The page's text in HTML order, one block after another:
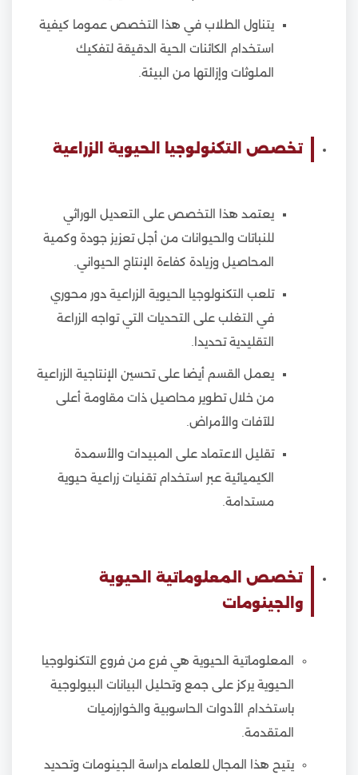
يتناول الطلاب في هذا التخصص عموما كيفية
استخدام الكائنات الحية الدقيقة لتفكيك
الملوثات وإزالتها من البيئة.
تخصص التكنولوجيا الحيوية الزراعية
يعتمد هذا التخصص على التعديل الوراثي
للنباتات والحيوانات من أجل تعزيز جودة وكمية
المحاصيل وزيادة كفاءة الإنتاج الحيواني.
تلعب التكنولوجيا الحيوية الزراعية دور محوري
في التغلب على التحديات التي تواجه الزراعة
التقليدية تحديدا.
يعمل القسم أيضا على تحسين الإنتاجية الزراعية
من خلال تطوير محاصيل ذات مقاومة أعلى
للآفات والأمراض.
تقليل الاعتماد على المبيدات والأسمدة
الكيميائية عبر استخدام تقنيات زراعية حيوية
مستدامة.
تخصص المعلوماتية الحيوية
والجينومات
المعلوماتية الحيوية هي فرع من فروع التكنولوجيا
الحيوية يركز على جمع وتحليل البيانات البيولوجية
باستخدام الأدوات الحاسوبية والخوارزميات
المتقدمة.
يتيح هذا المجال للعلماء دراسة الجينومات وتحديد